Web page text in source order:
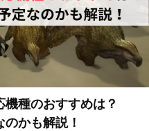
機種のおすすめは？
かも解説！